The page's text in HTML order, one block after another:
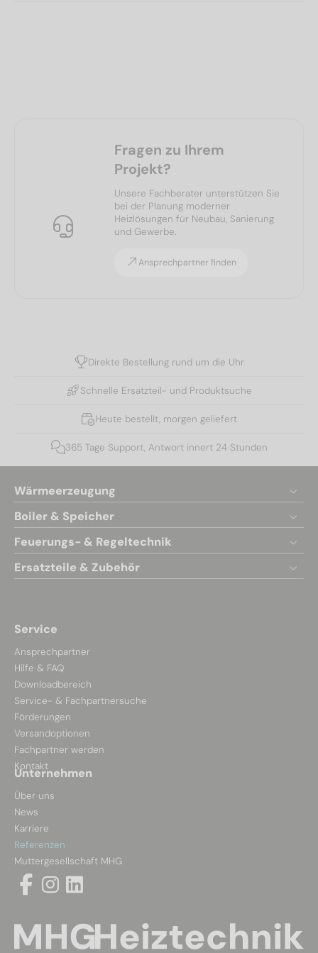
Fragen zu Ihrem
Projekt?
Unsere Fachberater unterstützen Sie
bei der Planung moderner
Heizlösungen für Neubau, Sanierung
und Gewerbe.
Ansprechpartner finden
Direkte Bestellung rund um die Uhr
Schnelle Ersatzteil- und Produktsuche
Heute bestellt, morgen geliefert
365 Tage Support, Antwort innert 24 Stunden
Wärmeerzeugung
Boiler & Speicher
Feuerungs- & Regeltechnik
Ersatzteile & Zubehör
Service
Ansprechpartner
Hilfe & FAQ
Downloadbereich
Service- & Fachpartnersuche
Förderungen
Versandoptionen
Fachpartner werden
Kontakt
Unternehmen
Über uns
News
Karriere
Referenzen
Muttergesellschaft MHG